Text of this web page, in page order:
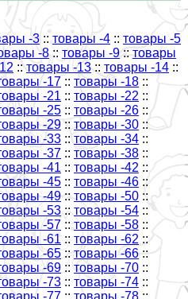
-3 :: товары -4 :: товары -5
-8:: товары -9:: товары
::товары -13:: товары -14 ::
-17 :: товары -18 ::
-21 :: товары -22 ::
-25 :: товары -26 ::
-29 :: товары -30 ::
-33 :: товары -34 ::
-37 :: товары -38 ::
-41 :: товары -42 ::
-45 :: товары -46 ::
-49 :: товары -50 ::
-53 :: товары -54 ::
-57 ::товары -58 ::
-61 :: товары -62 ::
-65 ::товары -66 ::
-69 :: товары -70 ::
-73 :: товары -74 ::
-77 :: товары -78 ::